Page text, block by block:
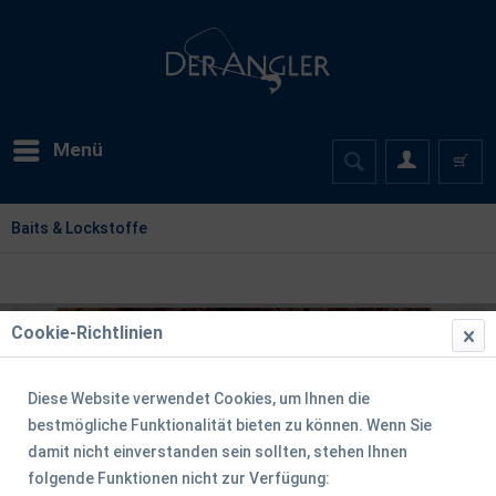
Menü
Baits & Lockstoffe
Cookie-Richtlinien
Diese Website verwendet Cookies, um Ihnen die
bestmögliche Funktionalität bieten zu können. Wenn Sie
damit nicht einverstanden sein sollten, stehen Ihnen
folgende Funktionen nicht zur Verfügung: